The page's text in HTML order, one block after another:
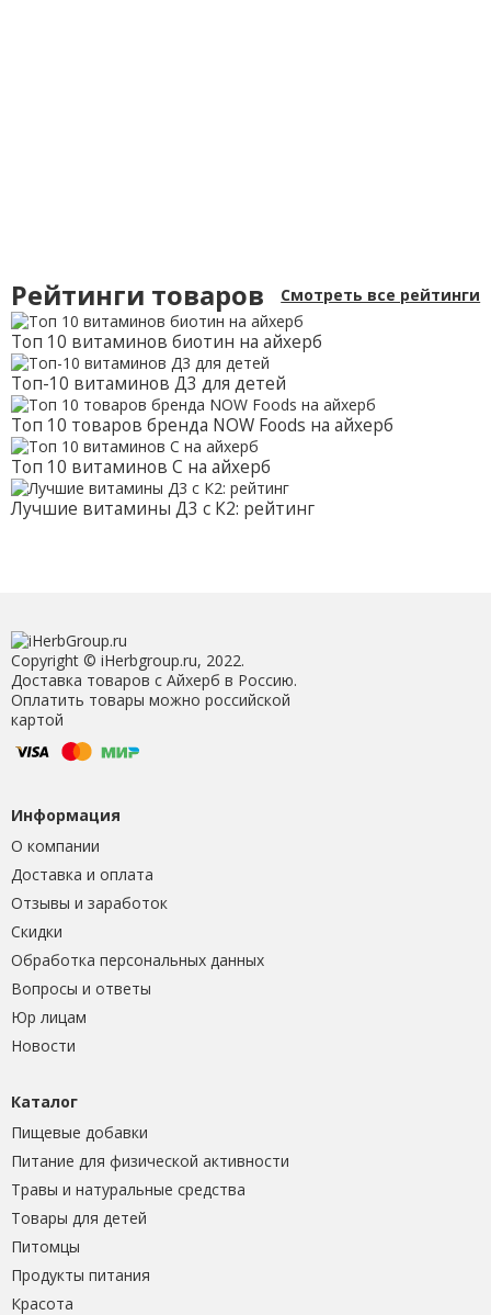
Рейтинги товаров Смотреть все рейтинги
Топ 10 витаминов биотин на айхерб
Топ-10 витаминов Д3 для детей
Топ 10 товаров бренда NOW Foods на айхерб
Топ 10 витаминов С на айхерб
Лучшие витамины Д3 с К2: рейтинг
Copyright © iHerbgroup.ru, 2022.
Доставка товаров с Айхерб в Россию.
Оплатить товары можно российской
картой
Информация
О компании
Доставка и оплата
Отзывы и заработок
Скидки
Обработка персональных данных
Вопросы и ответы
Юр лицам
Новости
Каталог
Пищевые добавки
Питание для физической активности
Травы и натуральные средства
Товары для детей
Питомцы
Продукты питания
Красота